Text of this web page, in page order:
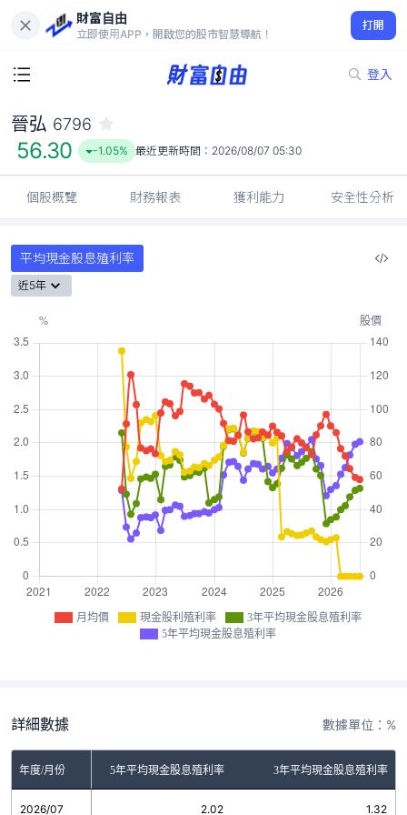
財富自由
立即使用APP，開啟您的股市智慧導航！
打開
登入
56.30
-1.05%
晉弘 6796
56.30 -1.05% 最近更新時間： 2026/08/07 05:30
個股概覽 財務報表 獲利能力 安全性分析
平均現金股息殖利率
近5年
月均價 現金股利殖利率
3年平均現金股息殖利率
5年平均現金股息殖利率
詳細數據 數據單位：%
年度/月份
股利殖利率 5年平均現金股息殖利率 3年平均現金股息殖利率
2026/07
0.00 2.02 1.32